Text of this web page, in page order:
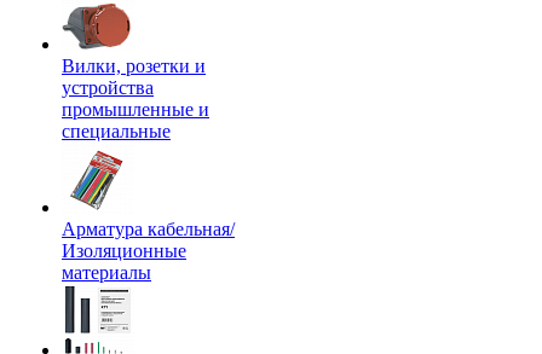
Вилки, розетки и
устройства
промышленные и
специальные
Арматура кабельная/
Изоляционные
материалы